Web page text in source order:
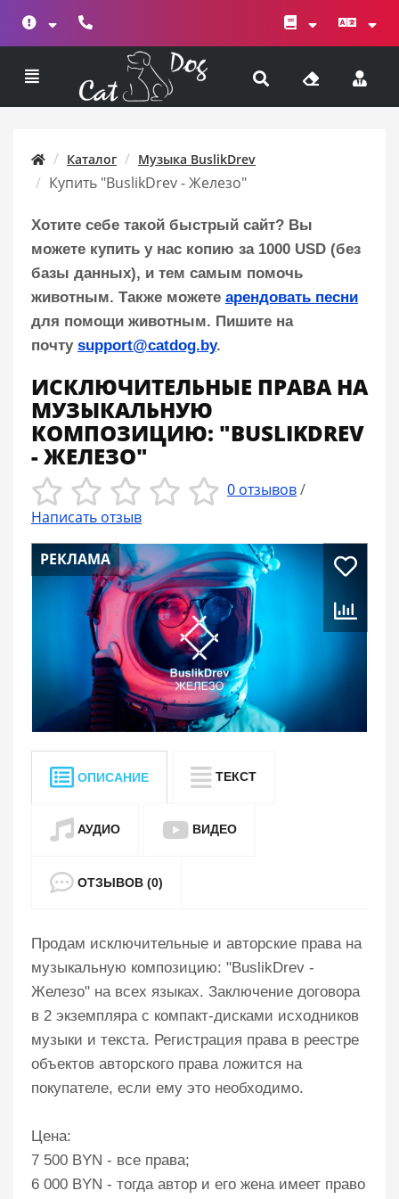
Каталог Музыка BuslikDrev
Купить "BuslikDrev - Железо"
Хотите себе такой быстрый сайт? Вы
можете купить у нас копию за 1000 USD (без
базы данных), и тем самым помочь
животным. Также можете арендовать песни
для помощи животным. Пишите на
почту support@catdog.by.
ИСКЛЮЧИТЕЛЬНЫЕ ПРАВА НА
МУЗЫКАЛЬНУЮ
КОМПОЗИЦИЮ: "BUSLIKDREV
- ЖЕЛЕЗО"
0 отзывов/
Написать отзыв
РЕКЛАМА
ОПИСАНИЕ ТЕКСТ
АУДИО ВИДЕО
ОТЗЫВОВ (0)
Продам исключительные и авторские права на
музыкальную композицию: "BuslikDrev -
Железо" на всех языках. Заключение договора
в 2 экземпляра с компакт-дисками исходников
музыки и текста. Регистрация права в реестре
объектов авторского права ложится на
покупателе, если ему это необходимо.
Цена:
7 500 BYN - все права;
6 000 BYN - тогда автор и его жена имеет право